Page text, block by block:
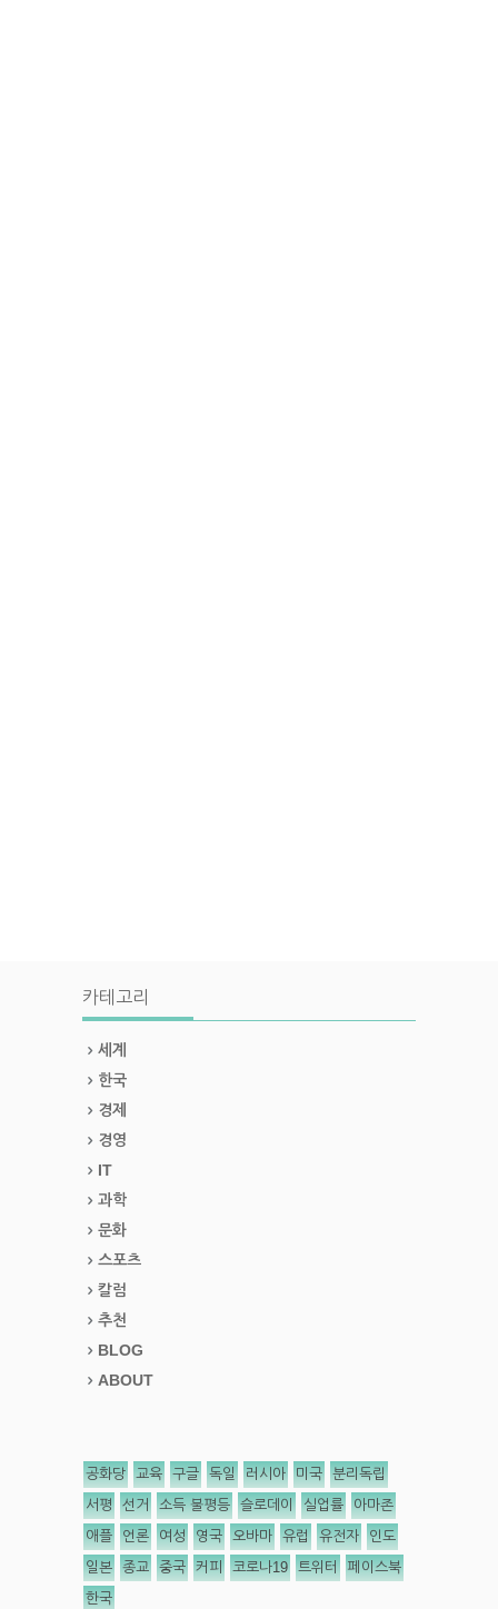
카테고리
세계
한국
경제
경영
IT
과학
문화
스포츠
칼럼
추천
BLOG
ABOUT
공화당 교육 구글 독일 러시아 미국 분리독립
서평 선거 소득 불평등 슬로데이 실업률 아마존
애플 언론 여성 영국 오바마 유럽 유전자 인도
일본 종교 중국 커피 코로나19 트위터 페이스북
한국